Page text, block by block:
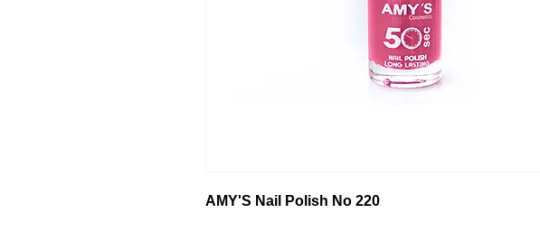
AMY'S Nail Polish No 220